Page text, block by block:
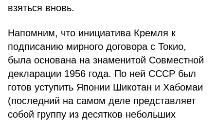
взяться вновь.
Напомним, что инициатива Кремля к
подписанию мирного договора с Токио,
была основана на знаменитой Совместной
декларации 1956 года. По ней СССР был
готов уступить Японии Шикотан и Хабомаи
(последний на самом деле представляет
собой группу из десятков небольших